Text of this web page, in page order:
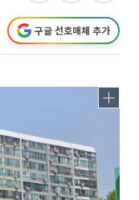
구글 선호매체 추가